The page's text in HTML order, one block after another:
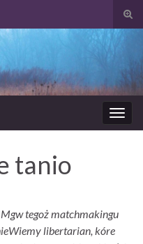
tanio
tegoż matchmakingu
libertarian, kóre